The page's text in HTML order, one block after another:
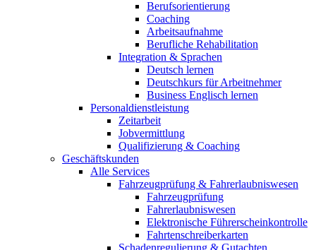
Berufsorientierung
Coaching
Arbeitsaufnahme
Berufliche Rehabilitation
Integration & Sprachen
Deutsch lernen
Deutschkurs für Arbeitnehmer
Business Englisch lernen
Personaldienstleistung
Zeitarbeit
Jobvermittlung
Qualifizierung & Coaching
Geschäftskunden
Alle Services
Fahrzeugprüfung & Fahrerlaubniswesen
Fahrzeugprüfung
Fahrerlaubniswesen
Elektronische Führerscheinkontrolle
Fahrtenschreiberkarten
Schadenregulierung & Gutachten